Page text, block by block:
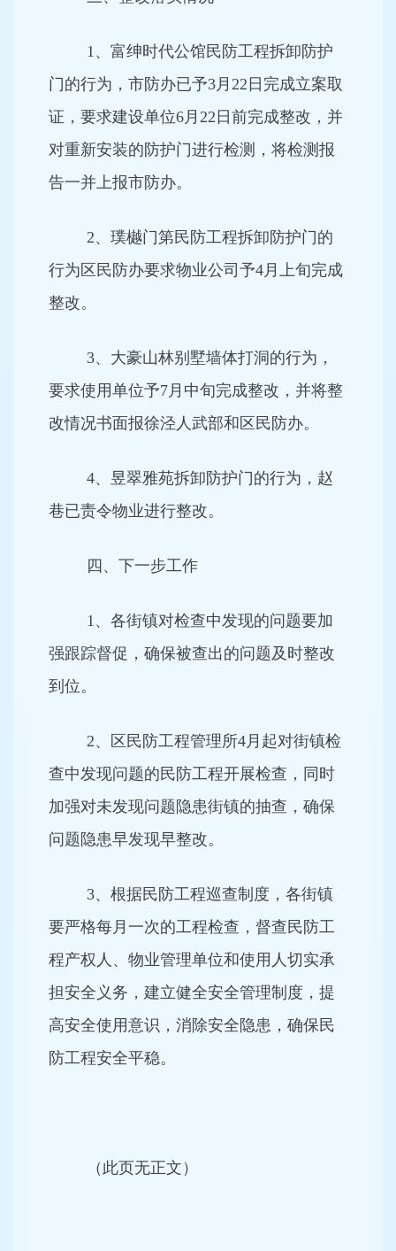
1、富绅时代公馆民防工程拆卸防护
门的行为，市防办已予3月22日完成立案取
证，要求建设单位6月22日前完成整改，并
对重新安装的防护门进行检测，将检测报
告一并上报市防办。
2、璞樾门第民防工程拆卸防护门的
行为区民防办要求物业公司予4月上旬完成
整改。
3、大豪山林别墅墙体打洞的行为，
要求使用单位予7月中旬完成整改，并将整
改情况书面报徐泾人武部和区民防办。
4、昱翠雅苑拆卸防护门的行为，赵
巷已责令物业进行整改。
四、下一步工作
1、各街镇对检查中发现的问题要加
强跟踪督促，确保被查出的问题及时整改
到位。
2、区民防工程管理所4月起对街镇检
查中发现问题的民防工程开展检查，同时
加强对未发现问题隐患街镇的抽查，确保
问题隐患早发现早整改。
3、根据民防工程巡查制度，各街镇
要严格每月一次的工程检查，督查民防工
程产权人、物业管理单位和使用人切实承
担安全义务，建立健全安全管理制度，提
高安全使用意识，消除安全隐患，确保民
防工程安全平稳。
（此页无正文）